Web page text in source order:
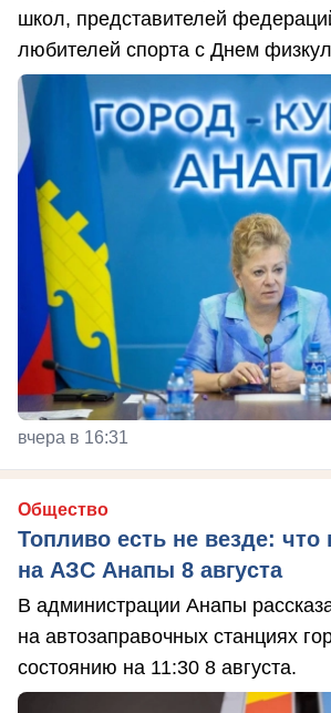
школ, представителей
любителей спорта с Днем
вчера в 16:31
Общество
Топливо есть не везде: что
на АЗС Анапы 8 августа
В администрации Анапы
на автозаправочных станциях
состоянию на 11:30 8 августа.